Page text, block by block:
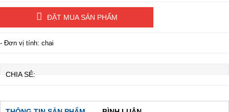
ĐẶT MUA SẢN PHẨM
- Đơn vị tính: chai
CHIA SẺ: